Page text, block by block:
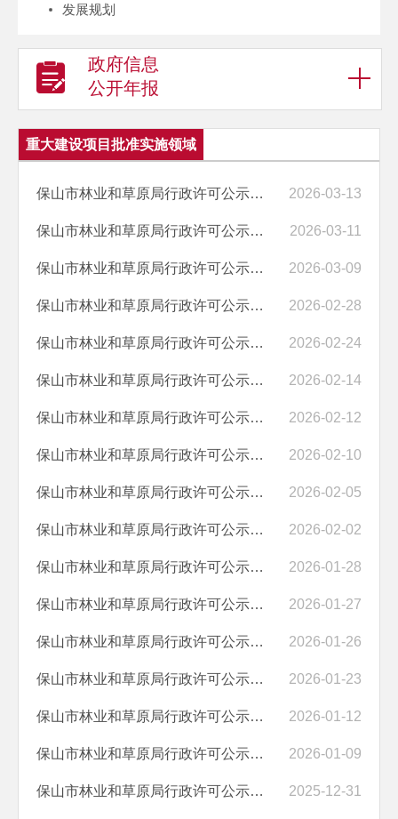
发展规划
政府信息
公开年报
重大建设项目批准实施领域
保山市林业和草原局行政许可公示（2026－3.13） 2026-03-13
保山市林业和草原局行政许可公示（2026－3.11） 2026-03-11
保山市林业和草原局行政许可公示（2026－3.9） 2026-03-09
保山市林业和草原局行政许可公示（2026－2.28） 2026-02-28
保山市林业和草原局行政许可公示（2026－2.24） 2026-02-24
保山市林业和草原局行政许可公示（2026－2.14） 2026-02-14
保山市林业和草原局行政许可公示（2026－2.12） 2026-02-12
保山市林业和草原局行政许可公示（2026－2.10） 2026-02-10
保山市林业和草原局行政许可公示（2026－2.5） 2026-02-05
保山市林业和草原局行政许可公示（2026－2.2） 2026-02-02
保山市林业和草原局行政许可公示（2026－1.28） 2026-01-28
保山市林业和草原局行政许可公示（2026－1.27） 2026-01-27
保山市林业和草原局行政许可公示（2026－1.26） 2026-01-26
保山市林业和草原局行政许可公示（2026－1.23） 2026-01-23
保山市林业和草原局行政许可公示（2025－1.12） 2026-01-12
保山市林业和草原局行政许可公示（2026－1.9） 2026-01-09
保山市林业和草原局行政许可公示（2025－12.31） 2025-12-31